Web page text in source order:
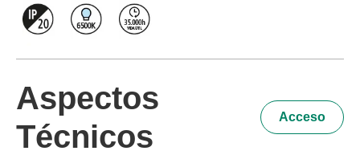
Aspectos
Técnicos
Acceso